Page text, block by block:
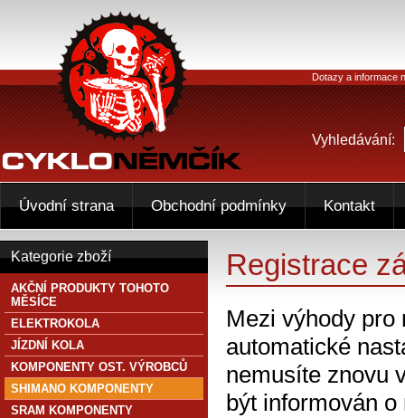
Registrace
Mezi výhody
automatické
nemusíte znovu
být informován
Kategorie zboží
AKČNÍ PRODUKTY TOHOTO
MĚSÍCE
ELEKTROKOLA
JÍZDNÍ KOLA
KOMPONENTY OST. VÝROBCŮ
SHIMANO KOMPONENTY
SRAM KOMPONENTY
Dotazy a informace
Vyhledávání:
Úvodní strana Obchodní podmínky Kontakt